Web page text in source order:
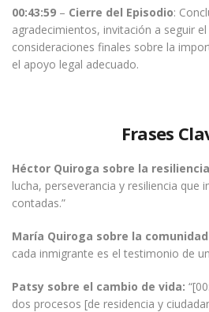
00:43:59 – Cierre del Episodio:
agradecimientos, invitación a seguir
consideraciones finales sobre la
el apoyo legal adecuado.
Frases
Héctor Quiroga sobre la
lucha, perseverancia y resiliencia que
contadas.”
María Quiroga sobre la
cada inmigrante es el testimonio de
Patsy sobre el cambio de vida:
dos procesos [de residencia y